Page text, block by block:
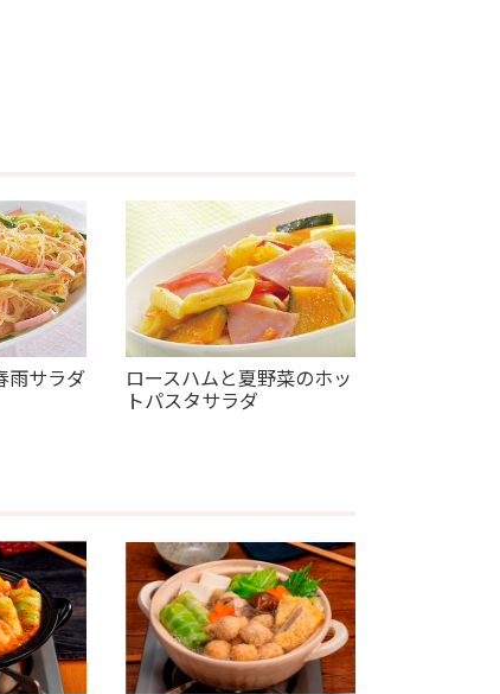
雨サラダ ロースハムと夏野菜のホッ
トパスタサラダ